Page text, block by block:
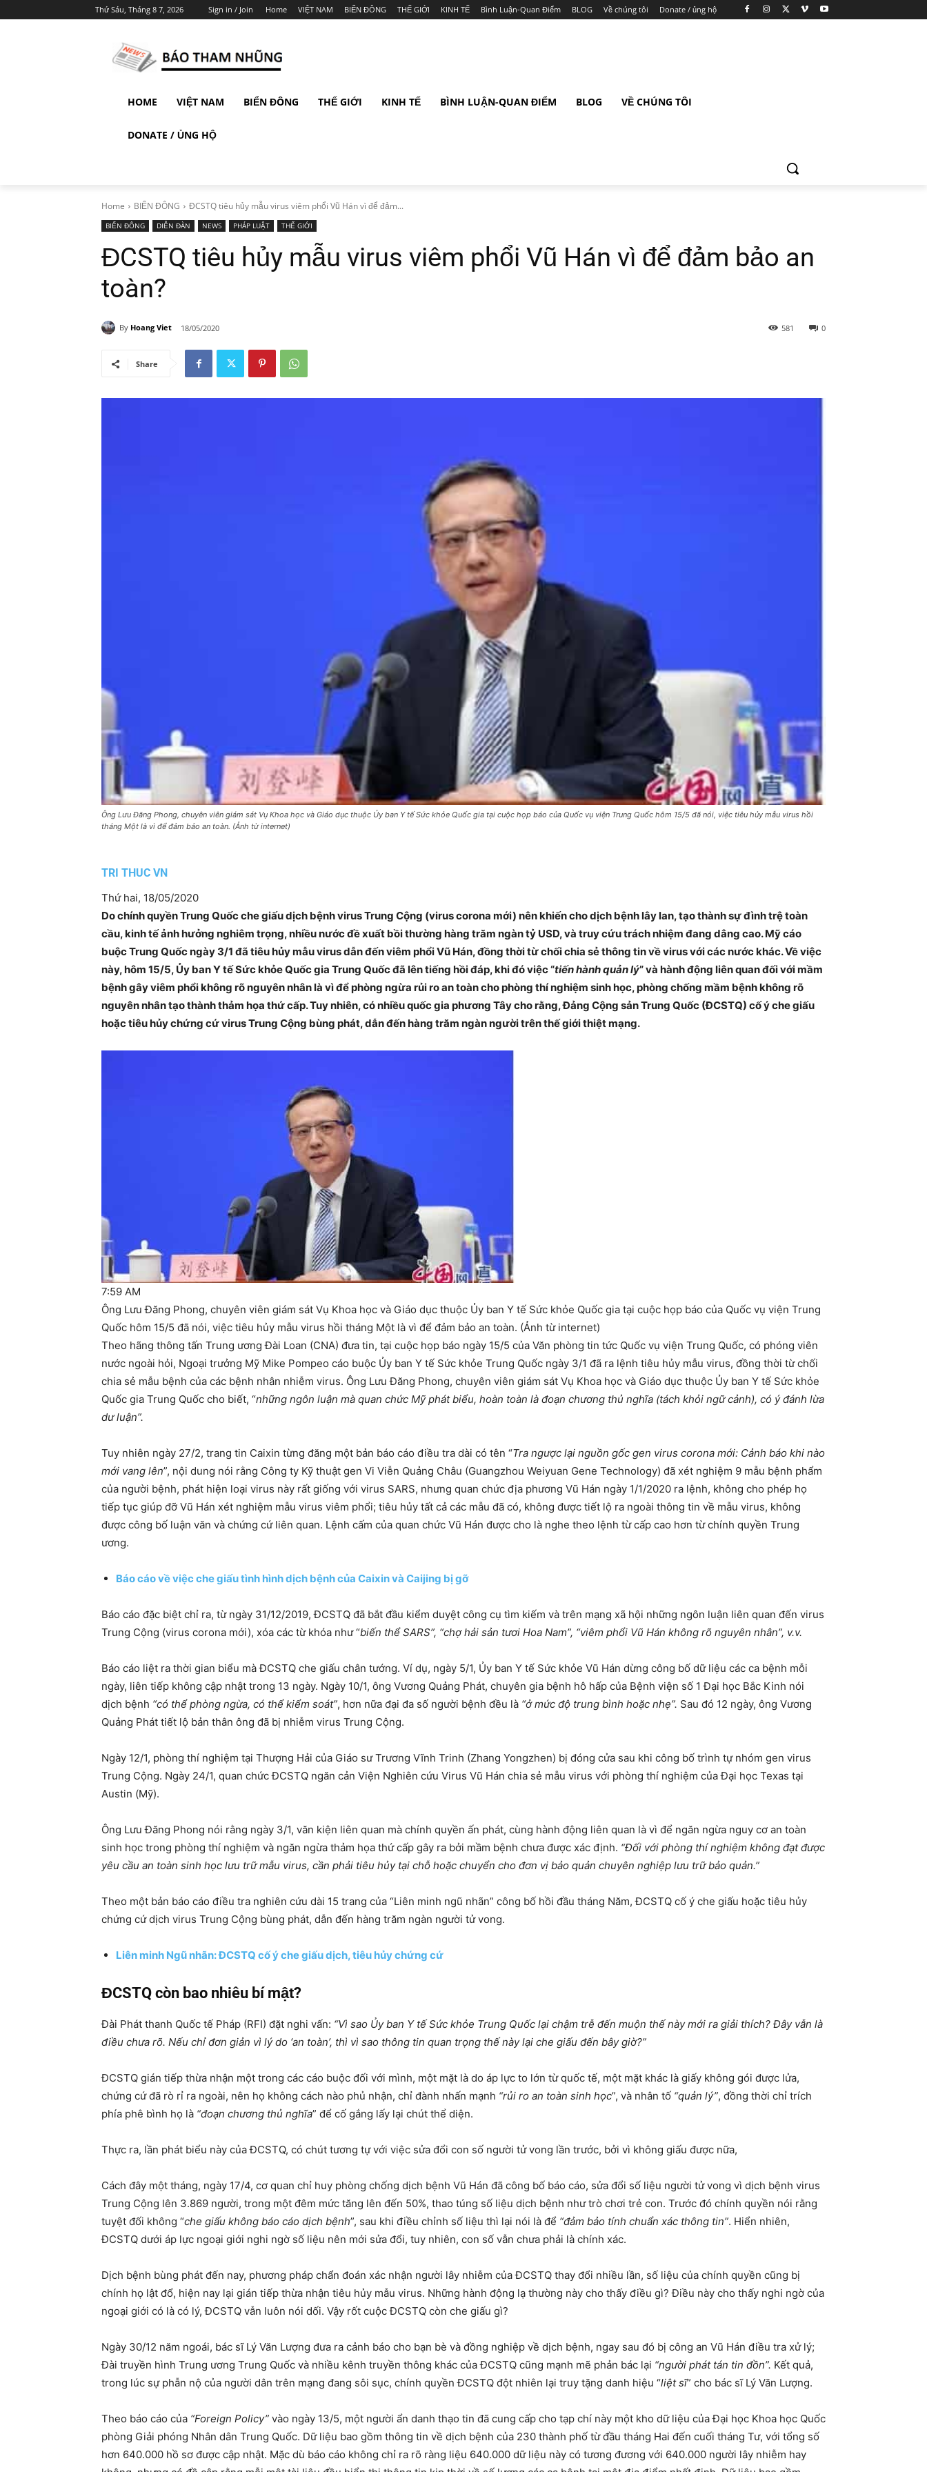
Thứ Sáu, Tháng 8 7, 2026 Sign in / Join Home VIỆT NAM BIỂN ĐÔNG THẾ GIỚI KINH TẾ Bình Luận-Quan Điểm BLOG Về chúng tôi Donate / ủng hộ
HOME VIỆT NAM BIỂN ĐÔNG THẾ GIỚI KINH TẾ BÌNH LUẬN-QUAN ĐIỂM BLOG VỀ CHÚNG TÔI
DONATE / ỦNG HỘ
Home BIỂN ĐÔNG ĐCSTQ tiêu hủy mẫu virus viêm phổi Vũ Hán vì để đảm...
BIỂN ĐÔNG DIỄN ĐÀN NEWS PHÁP LUẬT THẾ GIỚI
ĐCSTQ tiêu hủy mẫu virus viêm phổi Vũ Hán vì để đảm bảo an
toàn?
By Hoang Viet 18/05/2020 0
581
Share
Ông Lưu Đăng Phong, chuyên viên giám sát Vụ Khoa học và Giáo dục thuộc Ủy ban Y tế Sức khỏe Quốc gia tại cuộc họp báo của Quốc vụ viện Trung Quốc hôm 15/5 đã nói, việc tiêu hủy mẫu virus hồi
tháng Một là vì để đảm bảo an toàn. (Ảnh từ internet)
TRI THUC VN
Thứ hai, 18/05/2020
Do chính quyền Trung Quốc che giấu dịch bệnh virus Trung Cộng (virus corona mới) nên khiến cho dịch bệnh lây lan, tạo thành sự đình trệ toàn
cầu, kinh tế ảnh hưởng nghiêm trọng, nhiều nước đề xuất bồi thường hàng trăm ngàn tỷ USD, và truy cứu trách nhiệm đang dâng cao. Mỹ cáo
buộc Trung Quốc ngày 3/1 đã tiêu hủy mẫu virus dẫn đến viêm phổi Vũ Hán, đồng thời từ chối chia sẻ thông tin về virus với các nước khác. Về việc
này, hôm 15/5, Ủy ban Y tế Sức khỏe Quốc gia Trung Quốc đã lên tiếng hồi đáp, khi đó việc “tiến hành quản lý” và hành động liên quan đối với mầm
bệnh gây viêm phổi không rõ nguyên nhân là vì để phòng ngừa rủi ro an toàn cho phòng thí nghiệm sinh học, phòng chống mầm bệnh không rõ
nguyên nhân tạo thành thảm họa thứ cấp. Tuy nhiên, có nhiều quốc gia phương Tây cho rằng, Đảng Cộng sản Trung Quốc (ĐCSTQ) cố ý che giấu
hoặc tiêu hủy chứng cứ virus Trung Cộng bùng phát, dẫn đến hàng trăm ngàn người trên thế giới thiệt mạng.
7:59 AM
Ông Lưu Đăng Phong, chuyên viên giám sát Vụ Khoa học và Giáo dục thuộc Ủy ban Y tế Sức khỏe Quốc gia tại cuộc họp báo của Quốc vụ viện Trung
Quốc hôm 15/5 đã nói, việc tiêu hủy mẫu virus hồi tháng Một là vì để đảm bảo an toàn. (Ảnh từ internet)
Theo hãng thông tấn Trung ương Đài Loan (CNA) đưa tin, tại cuộc họp báo ngày 15/5 của Văn phòng tin tức Quốc vụ viện Trung Quốc, có phóng viên
nước ngoài hỏi, Ngoại trưởng Mỹ Mike Pompeo cáo buộc Ủy ban Y tế Sức khỏe Trung Quốc ngày 3/1 đã ra lệnh tiêu hủy mẫu virus, đồng thời từ chối
chia sẻ mẫu bệnh của các bệnh nhân nhiễm virus. Ông Lưu Đăng Phong, chuyên viên giám sát Vụ Khoa học và Giáo dục thuộc Ủy ban Y tế Sức khỏe
Quốc gia Trung Quốc cho biết, “những ngôn luận mà quan chức Mỹ phát biểu, hoàn toàn là đoạn chương thủ nghĩa (tách khỏi ngữ cảnh), có ý đánh lừa
dư luận”.
Tuy nhiên ngày 27/2, trang tin Caixin từng đăng một bản báo cáo điều tra dài có tên “Tra ngược lại nguồn gốc gen virus corona mới: Cảnh báo khi nào
mới vang lên”, nội dung nói rằng Công ty Kỹ thuật gen Vi Viễn Quảng Châu (Guangzhou Weiyuan Gene Technology) đã xét nghiệm 9 mẫu bệnh phẩm
của người bệnh, phát hiện loại virus này rất giống với virus SARS, nhưng quan chức địa phương Vũ Hán ngày 1/1/2020 ra lệnh, không cho phép họ
tiếp tục giúp đỡ Vũ Hán xét nghiệm mẫu virus viêm phổi; tiêu hủy tất cả các mẫu đã có, không được tiết lộ ra ngoài thông tin về mẫu virus, không
được công bố luận văn và chứng cứ liên quan. Lệnh cấm của quan chức Vũ Hán được cho là nghe theo lệnh từ cấp cao hơn từ chính quyền Trung
ương.
Báo cáo về việc che giấu tình hình dịch bệnh của Caixin và Caijing bị gỡ
Báo cáo đặc biệt chỉ ra, từ ngày 31/12/2019, ĐCSTQ đã bắt đầu kiểm duyệt công cụ tìm kiếm và trên mạng xã hội những ngôn luận liên quan đến virus
Trung Cộng (virus corona mới), xóa các từ khóa như “biến thể SARS”, “chợ hải sản tươi Hoa Nam”, “viêm phổi Vũ Hán không rõ nguyên nhân”, v.v.
Báo cáo liệt ra thời gian biểu mà ĐCSTQ che giấu chân tướng. Ví dụ, ngày 5/1, Ủy ban Y tế Sức khỏe Vũ Hán dừng công bố dữ liệu các ca bệnh mỗi
ngày, liên tiếp không cập nhật trong 13 ngày. Ngày 10/1, ông Vương Quảng Phát, chuyên gia bệnh hô hấp của Bệnh viện số 1 Đại học Bắc Kinh nói
dịch bệnh “có thể phòng ngừa, có thể kiểm soát”, hơn nữa đại đa số người bệnh đều là “ở mức độ trung bình hoặc nhẹ”. Sau đó 12 ngày, ông Vương
Quảng Phát tiết lộ bản thân ông đã bị nhiễm virus Trung Cộng.
Ngày 12/1, phòng thí nghiệm tại Thượng Hải của Giáo sư Trương Vĩnh Trinh (Zhang Yongzhen) bị đóng cửa sau khi công bố trình tự nhóm gen virus
Trung Cộng. Ngày 24/1, quan chức ĐCSTQ ngăn cản Viện Nghiên cứu Virus Vũ Hán chia sẻ mẫu virus với phòng thí nghiệm của Đại học Texas tại
Austin (Mỹ).
Ông Lưu Đăng Phong nói rằng ngày 3/1, văn kiện liên quan mà chính quyền ấn phát, cùng hành động liên quan là vì để ngăn ngừa nguy cơ an toàn
sinh học trong phòng thí nghiệm và ngăn ngừa thảm họa thứ cấp gây ra bởi mầm bệnh chưa được xác định. “Đối với phòng thí nghiệm không đạt được
yêu cầu an toàn sinh học lưu trữ mẫu virus, cần phải tiêu hủy tại chỗ hoặc chuyển cho đơn vị bảo quản chuyên nghiệp lưu trữ bảo quản.”
Theo một bản báo cáo điều tra nghiên cứu dài 15 trang của “Liên minh ngũ nhãn” công bố hồi đầu tháng Năm, ĐCSTQ cố ý che giấu hoặc tiêu hủy
chứng cứ dịch virus Trung Cộng bùng phát, dẫn đến hàng trăm ngàn người tử vong.
Liên minh Ngũ nhãn: ĐCSTQ cố ý che giấu dịch, tiêu hủy chứng cứ
ĐCSTQ còn bao nhiêu bí mật?
Đài Phát thanh Quốc tế Pháp (RFI) đặt nghi vấn: “Vì sao Ủy ban Y tế Sức khỏe Trung Quốc lại chậm trễ đến muộn thế này mới ra giải thích? Đây vẫn là
điều chưa rõ. Nếu chỉ đơn giản vì lý do ‘an toàn’, thì vì sao thông tin quan trọng thế này lại che giấu đến bây giờ?”
ĐCSTQ gián tiếp thừa nhận một trong các cáo buộc đối với mình, một mặt là do áp lực to lớn từ quốc tế, một mặt khác là giấy không gói được lửa,
chứng cứ đã rò rỉ ra ngoài, nên họ không cách nào phủ nhận, chỉ đành nhấn mạnh “rủi ro an toàn sinh học”, và nhân tố “quản lý”, đồng thời chỉ trích
phía phê bình họ là “đoạn chương thủ nghĩa” để cố gắng lấy lại chút thể diện.
Thực ra, lần phát biểu này của ĐCSTQ, có chút tương tự với việc sửa đổi con số người tử vong lần trước, bởi vì không giấu được nữa,
Cách đây một tháng, ngày 17/4, cơ quan chỉ huy phòng chống dịch bệnh Vũ Hán đã công bố báo cáo, sửa đổi số liệu người tử vong vì dịch bệnh virus
Trung Cộng lên 3.869 người, trong một đêm mức tăng lên đến 50%, thao túng số liệu dịch bệnh như trò chơi trẻ con. Trước đó chính quyền nói rằng
tuyệt đối không “che giấu không báo cáo dịch bệnh”, sau khi điều chỉnh số liệu thì lại nói là để “đảm bảo tính chuẩn xác thông tin”. Hiển nhiên,
ĐCSTQ dưới áp lực ngoại giới nghi ngờ số liệu nên mới sửa đổi, tuy nhiên, con số vẫn chưa phải là chính xác.
Dịch bệnh bùng phát đến nay, phương pháp chẩn đoán xác nhận người lây nhiễm của ĐCSTQ thay đổi nhiều lần, số liệu của chính quyền cũng bị
chính họ lật đổ, hiện nay lại gián tiếp thừa nhận tiêu hủy mẫu virus. Những hành động lạ thường này cho thấy điều gì? Điều này cho thấy nghi ngờ của
ngoại giới có là có lý, ĐCSTQ vẫn luôn nói dối. Vậy rốt cuộc ĐCSTQ còn che giấu gì?
Ngày 30/12 năm ngoái, bác sĩ Lý Văn Lượng đưa ra cảnh báo cho bạn bè và đồng nghiệp về dịch bệnh, ngay sau đó bị công an Vũ Hán điều tra xử lý;
Đài truyền hình Trung ương Trung Quốc và nhiều kênh truyền thông khác của ĐCSTQ cũng mạnh mẽ phản bác lại “người phát tán tin đồn”. Kết quả,
trong lúc sự phẫn nộ của người dân trên mạng đang sôi sục, chính quyền ĐCSTQ đột nhiên lại truy tặng danh hiệu “liệt sĩ” cho bác sĩ Lý Văn Lượng.
Theo báo cáo của “Foreign Policy” vào ngày 13/5, một người ẩn danh thạo tin đã cung cấp cho tạp chí này một kho dữ liệu của Đại học Khoa học Quốc
phòng Giải phóng Nhân dân Trung Quốc. Dữ liệu bao gồm thông tin về dịch bệnh của 230 thành phố từ đầu tháng Hai đến cuối tháng Tư, với tổng số
hơn 640.000 hồ sơ được cập nhật. Mặc dù báo cáo không chỉ ra rõ ràng liệu 640.000 dữ liệu này có tương đương với 640.000 người lây nhiễm hay